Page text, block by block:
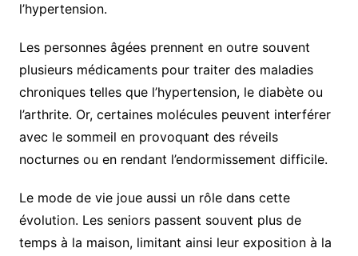
l’hypertension.
Les personnes âgées prennent en outre souvent
plusieurs médicaments pour traiter des maladies
chroniques telles que l’hypertension, le diabète ou
l’arthrite. Or, certaines molécules peuvent interférer
avec le sommeil en provoquant des réveils
nocturnes ou en rendant l’endormissement difficile.
Le mode de vie joue aussi un rôle dans cette
évolution. Les seniors passent souvent plus de
temps à la maison, limitant ainsi leur exposition à la